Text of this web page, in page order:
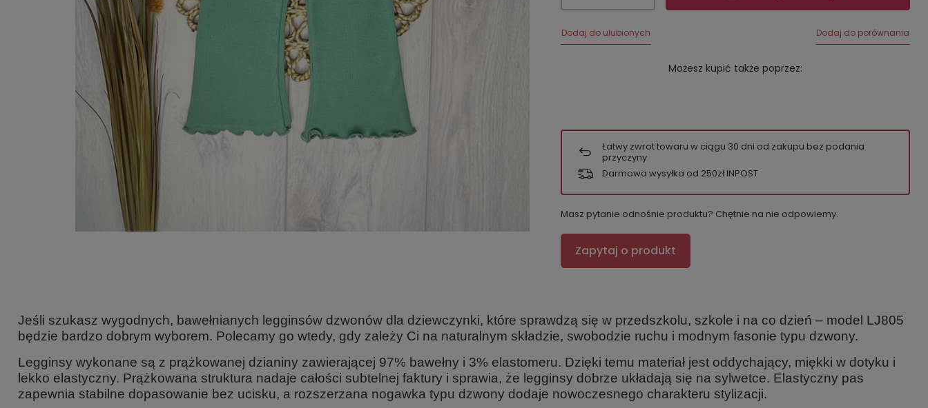
Dodaj do ulubionych Dodaj do porównania
Możesz kupić także poprzez:
Łatwy zwrot towaru w ciągu 30 dni od zakupu bez podania
przyczyny
Darmowa wysyłka od 250zł INPOST
Masz pytanie odnośnie produktu? Chętnie na nie odpowiemy.
Zapytaj o produkt
Jeśli szukasz wygodnych, bawełnianych legginsów dzwonów dla dziewczynki, które sprawdzą się w przedszkolu, szkole i na co dzień – model LJ805
będzie bardzo dobrym wyborem. Polecamy go wtedy, gdy zależy Ci na naturalnym składzie, swobodzie ruchu i modnym fasonie typu dzwony.
Legginsy wykonane są z prążkowanej dzianiny zawierającej 97% bawełny i 3% elastomeru. Dzięki temu materiał jest oddychający, miękki w dotyku i
lekko elastyczny. Prążkowana struktura nadaje całości subtelnej faktury i sprawia, że legginsy dobrze układają się na sylwetce. Elastyczny pas
zapewnia stabilne dopasowanie bez ucisku, a rozszerzana nogawka typu dzwony dodaje nowoczesnego charakteru stylizacji.